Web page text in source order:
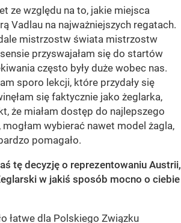
ze względu na to, jakie miejsca
Vadlau na najważniejszych regatach.
mistrzostw świata mistrzostw
przyswajałam się do startów
często były duże wobec nas.
sporo lekcji, które przydały się
się faktycznie jako żeglarka,
że miałam dostęp do najlepszego
wybierać nawet model żagla,
pomagało.
tę decyzję o reprezentowaniu Austrii,
w jakiś sposób mocno o ciebie
łatwe dla Polskiego Związku